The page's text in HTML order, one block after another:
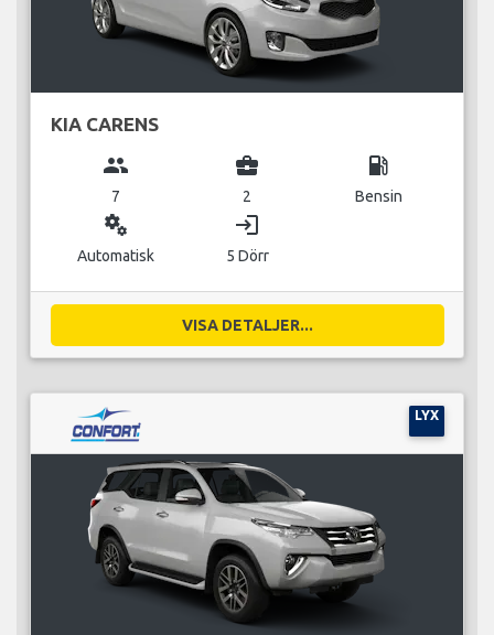
KIA CARENS
group
7
business_center
2
local_gas_station
Bensin
miscellaneous_services
Automatisk
login
5 Dörr
VISA DETALJER...
LYX